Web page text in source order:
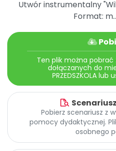
Promocje
Utwór instrumentalny
Format:
Ten plik można
dołączanych do
PRZEDSZKOLA lub
Pobierz scenariusz z
pomocy dydaktycznej.
osobnego